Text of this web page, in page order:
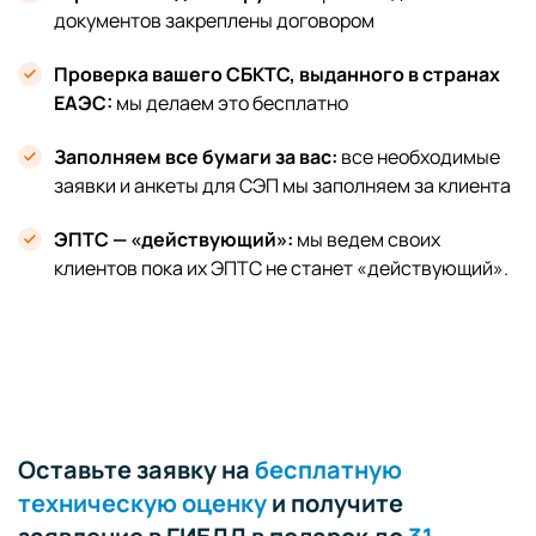
документов закреплены договором
Проверка вашего СБКТС, выданного в странах
ЕАЭС: мы делаем это бесплатно
Заполняем все бумаги за вас: все необходимые
заявки и анкеты для СЭП мы заполняем за клиента
ЭПТС — «действующий»: мы ведем своих
клиентов пока их ЭПТС не станет «действующий».
Оставьте заявку набесплатную
техническую оценкуи получите